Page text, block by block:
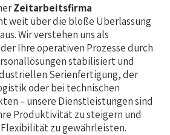
Zeitarbeitsfirma
weit über die bloße Überlassung
Wir verstehen uns als
Ihre operativen Prozesse durch
stabilisiert und
Serienfertigung, der
oder bei technischen
– unsere Dienstleistungen sind
Produktivität zu steigern und
zu gewährleisten.